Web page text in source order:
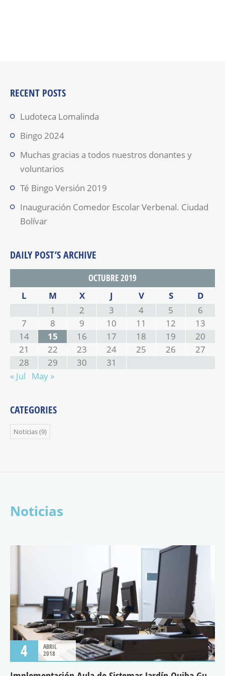
RECENT POSTS
Ludoteca Lomalinda
Bingo 2024
Muchas gracias a todos nuestros donantes y
voluntarios
Té Bingo Versión 2019
Inauguración Comedor Escolar Verbenal. Ciudad
Bolívar
DAILY POST’S ARCHIVE
OCTUBRE 2019
L
M X J V S
D
1
2 3 4 5
6
7
8 9 10 11 12
13
14
15 16 17 18 19
20
21
22 23 24 25 26
27
28
29 30
31
« Jul
May »
CATEGORIES
Noticias(9)
Noticias
4
ABRIL
2018